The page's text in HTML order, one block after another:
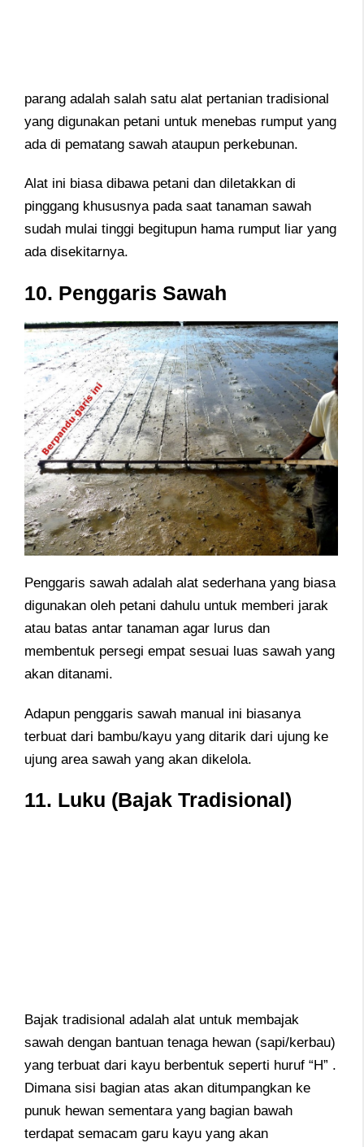
parang adalah salah satu alat pertanian tradisional
yang digunakan petani untuk menebas rumput yang
ada di pematang sawah ataupun perkebunan.
Alat ini biasa dibawa petani dan diletakkan di
pinggang khususnya pada saat tanaman sawah
sudah mulai tinggi begitupun hama rumput liar yang
ada disekitarnya.
10. Penggaris Sawah
Penggaris sawah adalah alat sederhana yang biasa
digunakan oleh petani dahulu untuk memberi jarak
atau batas antar tanaman agar lurus dan
membentuk persegi empat sesuai luas sawah yang
akan ditanami.
Adapun penggaris sawah manual ini biasanya
terbuat dari bambu/kayu yang ditarik dari ujung ke
ujung area sawah yang akan dikelola.
11. Luku (Bajak Tradisional)
Bajak tradisional adalah alat untuk membajak
sawah dengan bantuan tenaga hewan (sapi/kerbau)
yang terbuat dari kayu berbentuk seperti huruf “H” .
Dimana sisi bagian atas akan ditumpangkan ke
punuk hewan sementara yang bagian bawah
terdapat semacam garu kayu yang akan